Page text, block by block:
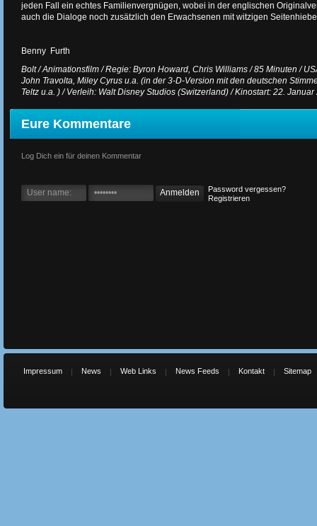
jeden Fall ein echtes Familienvergnügen, wobei in der englischen
auch die Dialoge noch zusätzlich den Erwachsenen mit witzigen
Benny Furth
Bolt / Animationsfilm / Regie: Byron Howard, Chris Williams / 85 Minuten /
John Travolta, Miley Cyrus u.a. (in der 3-D-Version mit den deutschen
Teltz u.a. ) / Verleih: Walt Disney Studios (Switzerland) / Kinostart: 22. Januar
Eure Kommentare
Log Dich ein für deinen Kommentar
Password vergessen?
Registrieren
Impressum News Web Links News Feeds Kontakt Sitemap